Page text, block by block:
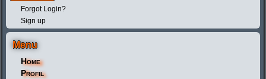
Forgot Login?
Sign up
Menu
Home
Profil